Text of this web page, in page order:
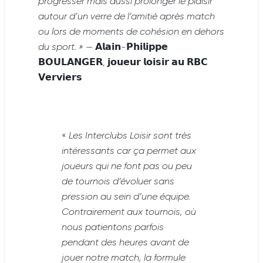
progresser mais aussi prolonger le plaisir
autour d’un verre de l’amitié après match
ou lors de moments de cohésion en dehors
du sport. » — 𝗔𝗹𝗮𝗶𝗻-𝗣𝗵𝗶𝗹𝗶𝗽𝗽𝗲
𝗕𝗢𝗨𝗟𝗔𝗡𝗚𝗘𝗥, 𝗷𝗼𝘂𝗲𝘂𝗿 𝗹𝗼𝗶𝘀𝗶𝗿 𝗮𝘂 𝗥𝗕𝗖
𝗩𝗲𝗿𝘃𝗶𝗲𝗿𝘀
« Les Interclubs Loisir sont très
intéressants car ça permet aux
joueurs qui ne font pas ou peu
de tournois d’évoluer sans
pression au sein d’une équipe.
Contrairement aux tournois, où
nous patientons parfois
pendant des heures avant de
jouer notre match, la formule